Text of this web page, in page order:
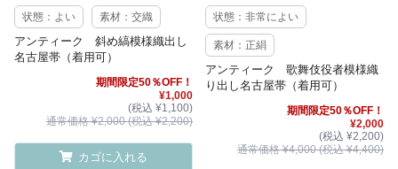
状態：よい 素材：交織
アンティーク 斜め縞模様織出し
名古屋帯（着用可）
期間限定50％OFF！
¥1,000
(税込 ¥1,100)
通常価格 ¥2,000 (税込 ¥2,200)
カゴに入れる
状態：非常によい
素材：正絹
アンティーク 歌舞伎役者模様織
り出し名古屋帯（着用可）
期間限定50％OFF！
¥2,000
(税込 ¥2,200)
通常価格 ¥4,000 (税込 ¥4,400)